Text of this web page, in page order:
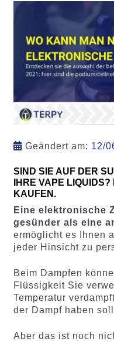
Geändert am: 12/
SIND SIE AUF DER
IHRE VAPE
KAUFEN.
Eine elektronische
gesünder als eine
ermöglicht es Ihnen
jeder Hinsicht zu
Beim Dampfen
Flüssigkeit Sie
Temperatur
der Dampf haben
Aber das ist noch